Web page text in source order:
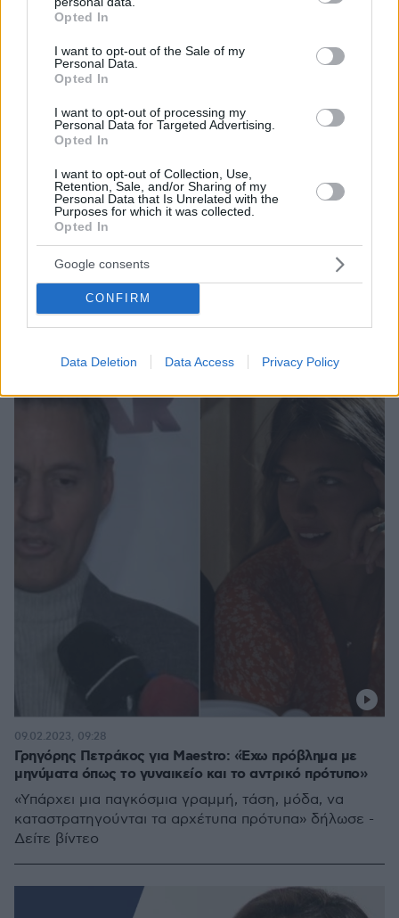
grant or deny consent to Google and its third-party tags to
use your data for below specified purposes in below Google
consent section.
Opted In
I want to opt-out of the Sale of my
Personal Data.
Opted In
I want to opt-out of processing my
Personal Data for Targeted Advertising.
Opted In
I want to opt-out of Collection, Use,
Retention, Sale, and/or Sharing of my
Personal Data that Is Unrelated with the
Purposes for which it was collected.
Opted In
Google consents
CONFIRM
Data Deletion Data Access Privacy Policy
Γρηγόρης Πετράκος: «Δεν θα κάνει καλό στην
ανθρωπότητα, αν δύο άντρες υιοθετήσουν ένα παιδί»
«Όχι, δεν γεννιούνται τα παιδιά άφυλα, υπάρχουν
δύο φύλα μόνο και αυτό είναι νόμος της
δημιουργίας» απάντησε στην Έλενα Παπαρίζου και
τις πρόσφατες δηλώσεις της - Δείτε το βίντεο
26.03.2023, 13:47 68
Γρηγόρης Πετράκος για Maestro: «Έχω πρόβλημα με
μηνύματα όπως το γυναικείο και το αντρικό πρότυπο»
«Υπάρχει μια παγκόσμια γραμμή, τάση, μόδα, να
καταστρατηγούνται τα αρχέτυπα πρότυπα» δήλωσε -
Δείτε βίντεο
09.02.2023, 09:28